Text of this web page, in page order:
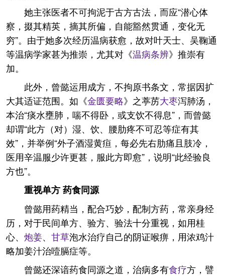
她主张医者不可拘泥于古方古法，而应“潜心体
察，掇其精英，摘其所偏，自能豁然贯通，变化无
穷”。由于她多次经历温病获愈，故对叶天士、吴鞠通
等温病学家甚为推崇，尤其对《温病条辨》推崇有
加。
此外，曾懿运用成方，不拘原书条文，常据因扩
大其适证范围。如《金匮要略》之葶苈大枣泻肺汤，
本治“痰水壅肺，喘不得卧，或支饮不得息”，而曾懿
却谓“此方（对）湿、饮、腰肋疼不可忍等症有其
效”，并举例“外子酒湿黄疸，每必先右肋痛且肢冷，
医用辛温服少许更甚，服此方即愈”，说明“此经验良
方也”。
重视单方 药食同源
曾懿用药精当，配合巧妙，配制方药，常亲身经
历，对于民间单方、验方、验法十分重视，如用桂
心、 炮姜、 甘草泡水治疗自己的阴证喉痹，用浓鸡汁
略加姜汁治噎膈症等。
曾懿还深谙药食同源之道，治病多有食疗方，譬